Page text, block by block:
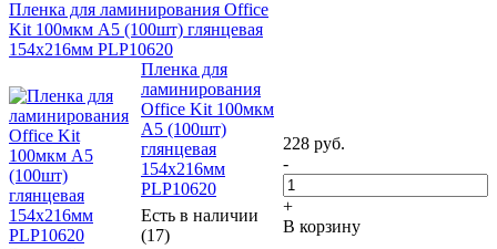
Пленка для ламинирования Office
Kit 100мкм A5 (100шт) глянцевая
154x216мм PLP10620
Пленка для
ламинирования
Office Kit 100мкм
A5 (100шт)
глянцевая
154x216мм
PLP10620
Есть в наличии
(17)
228 руб.
-
+
В корзину